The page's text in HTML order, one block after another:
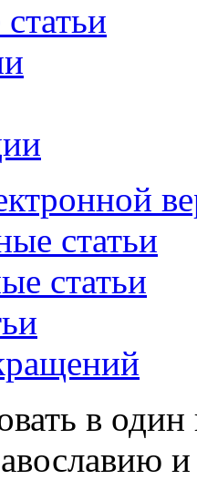
статьи
статьи
в